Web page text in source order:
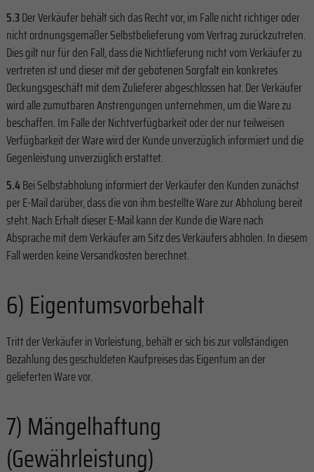
5.3Der Verkäufer behält sich das Recht vor, im Falle nicht richtiger oder
nicht ordnungsgemäßer Selbstbelieferung vom Vertrag zurückzutreten.
Dies gilt nur für den Fall, dass die Nichtlieferung nicht vom Verkäufer zu
vertreten ist und dieser mit der gebotenen Sorgfalt ein konkretes
Deckungsgeschäft mit dem Zulieferer abgeschlossen hat. Der Verkäufer
wird alle zumutbaren Anstrengungen unternehmen, um die Ware zu
beschaffen. Im Falle der Nichtverfügbarkeit oder der nur teilweisen
Verfügbarkeit der Ware wird der Kunde unverzüglich informiert und die
Gegenleistung unverzüglich erstattet.
5.4Bei Selbstabholung informiert der Verkäufer den Kunden zunächst
per E-Mail darüber, dass die von ihm bestellte Ware zur Abholung bereit
steht. Nach Erhalt dieser E-Mail kann der Kunde die Ware nach
Absprache mit dem Verkäufer am Sitz des Verkäufers abholen. In diesem
Fall werden keine Versandkosten berechnet.
6) Eigentumsvorbehalt
Tritt der Verkäufer in Vorleistung, behält er sich bis zur vollständigen
Bezahlung des geschuldeten Kaufpreises das Eigentum an der
gelieferten Ware vor.
7) Mängelhaftung
(Gewährleistung)